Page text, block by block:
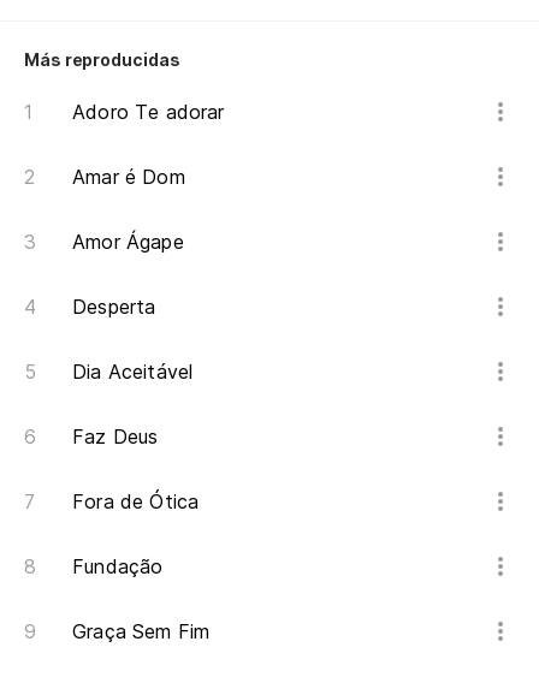
Más reproducidas
Adoro Te adorar
Amar é Dom
Amor Ágape
Desperta
Dia Aceitável
Faz Deus
Fora de Ótica
Fundação
Graça Sem Fim